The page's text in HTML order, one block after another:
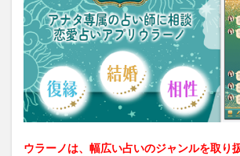
ウラーノは、幅広い占いのジャンルを取り